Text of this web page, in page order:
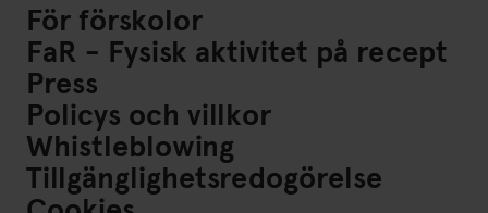
För förskolor
FaR - Fysisk aktivitet på recept
Press
Policys och villkor
Whistleblowing
Tillgänglighetsredogörelse